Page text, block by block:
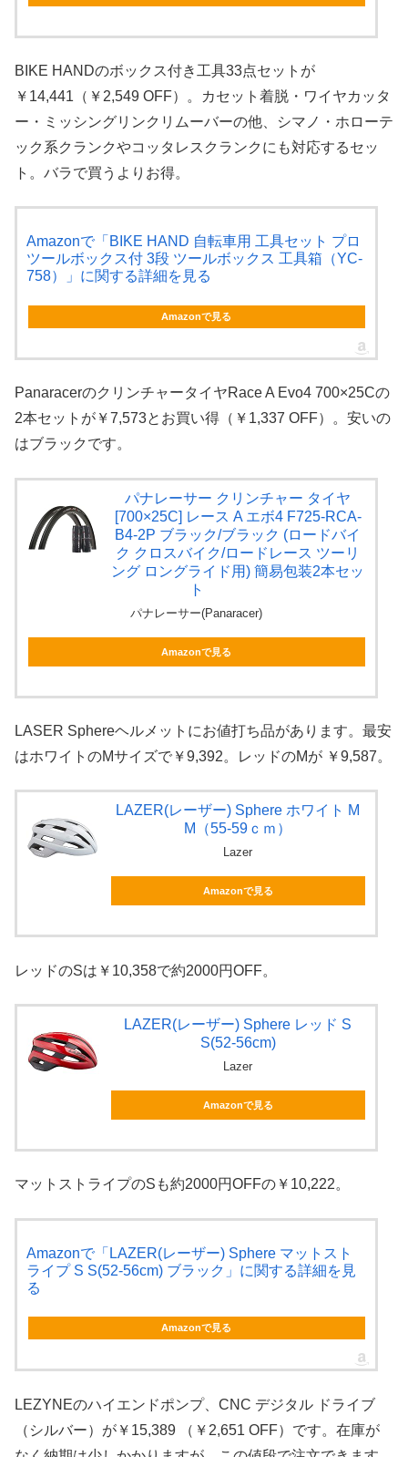
BIKE HANDのボックス付き工具33点セットが
￥14,441（￥2,549 OFF）。カセット着脱・ワイヤカッタ
ー・ミッシングリンクリムーバーの他、シマノ・ホローテ
ック系クランクやコッタレスクランクにも対応するセッ
ト。バラで買うよりお得。
Amazonで「BIKE HAND 自転車用 工具セット プロ
ツールボックス付 3段 ツールボックス 工具箱（YC-
758）」に関する詳細を見る
Amazonで見る
PanaracerのクリンチャータイヤRace A Evo4 700×25Cの
2本セットが￥7,573とお買い得（￥1,337 OFF）。安いの
はブラックです。
パナレーサー クリンチャー タイヤ
[700×25C] レース A エボ4 F725-RCA-
B4-2P ブラック/ブラック (ロードバイ
ク クロスバイク/ロードレース ツーリ
ング ロングライド用) 簡易包装2本セッ
ト
パナレーサー(Panaracer)
Amazonで見る
LASER Sphereヘルメットにお値打ち品があります。最安
はホワイトのMサイズで￥9,392。レッドのMが ￥9,587。
LAZER(レーザー) Sphere ホワイト M
M（55-59ｃｍ）
Lazer
Amazonで見る
レッドのSは￥10,358で約2000円OFF。
LAZER(レーザー) Sphere レッド S
S(52-56cm)
Lazer
Amazonで見る
マットストライプのSも約2000円OFFの￥10,222。
Amazonで「LAZER(レーザー) Sphere マットスト
ライプ S S(52-56cm) ブラック」に関する詳細を見
る
Amazonで見る
LEZYNEのハイエンドポンプ、CNC デジタル ドライブ
（シルバー）が￥15,389 （￥2,651 OFF）です。在庫が